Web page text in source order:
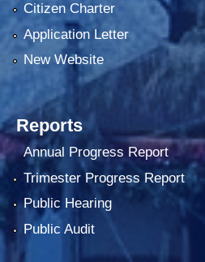
Citizen Charter
Application Letter
New Website
Reports
Annual Progress Report
Trimester Progress Report
Public Hearing
Public Audit